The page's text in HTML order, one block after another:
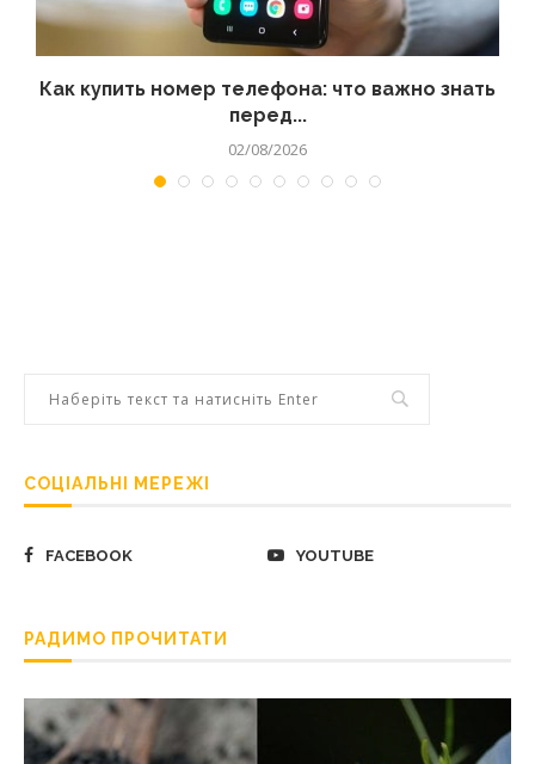
Как купить номер телефона: что важно знать
перед...
02/08/2026
СОЦІАЛЬНІ МЕРЕЖІ
FACEBOOK YOUTUBE
РАДИМО ПРОЧИТАТИ